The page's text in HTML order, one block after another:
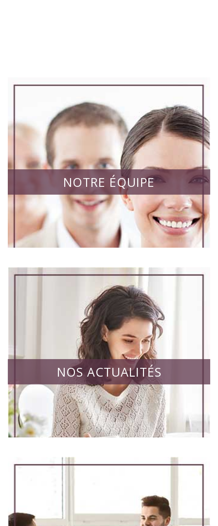
NOTRE ÉQUIPE
NOS ACTUALITÉS